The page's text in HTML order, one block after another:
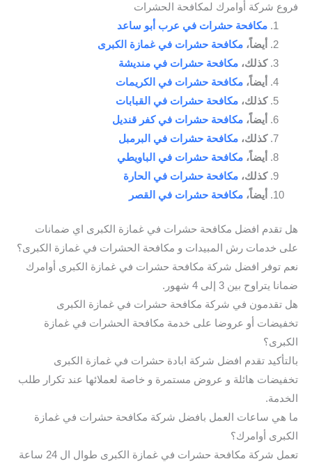
فروع شركة أوامرك لمكافحة الحشرات
مكافحة حشرات في عرب أبو ساعد
أيضاً، مكافحة حشرات في غمازة الكبرى
كذلك، مكافحة حشرات في منديشة
أيضاً، مكافحة حشرات في الكريمات
كذلك، مكافحة حشرات في القبابات
أيضاً، مكافحة حشرات في كفر قنديل
كذلك، مكافحة حشرات في البرمبل
أيضاً، مكافحة حشرات في الباويطي
كذلك، مكافحة حشرات في الحارة
أيضاً، مكافحة حشرات في القصر
هل تقدم افضل مكافحة حشرات في غمازة الكبرى اي ضمانات
على خدمات رش المبيدات و مكافحة الحشرات في غمازة الكبرى؟
نعم توفر افضل شركة مكافحة حشرات في غمازة الكبرى أوامرك
ضمانا يتراوح بين 3 إلى 4 شهور.
هل تقدمون في شركة مكافحة حشرات في غمازة الكبرى
تخفيضات أو عروضا على خدمة مكافحة الحشرات في غمازة
الكبرى؟
بالتأكيد تقدم افضل شركة ابادة حشرات في غمازة الكبرى
تخفيضات هائلة و عروض مستمرة و خاصة لعملائها عند تكرار طلب
الخدمة.
ما هي ساعات العمل بافضل شركة مكافحة حشرات في غمازة
الكبرى أوامرك؟
تعمل شركة مكافحة حشرات في غمازة الكبرى طوال ال 24 ساعة